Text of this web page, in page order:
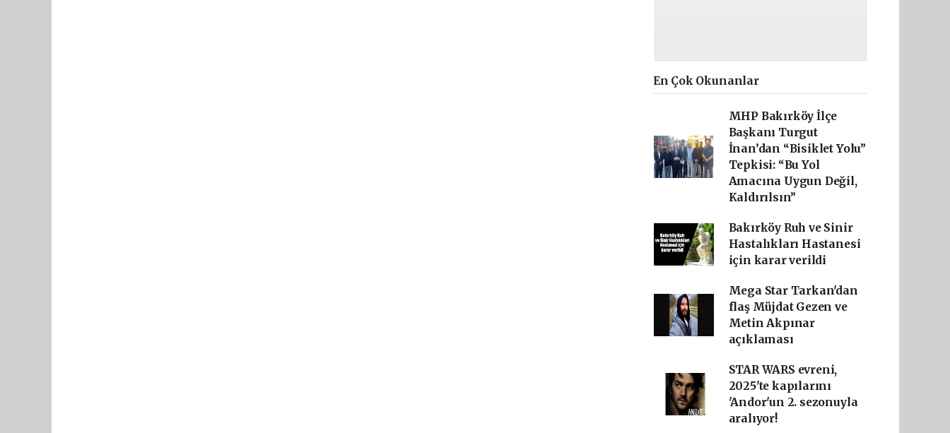
En Çok Okunanlar
MHP Bakırköy İlçe
Başkanı Turgut
İnan’dan “Bisiklet Yolu”
Tepkisi: “Bu Yol
Amacına Uygun Değil,
Kaldırılsın”
Bakırköy Ruh ve Sinir
Hastalıkları Hastanesi
için karar verildi
Mega Star Tarkan'dan
flaş Müjdat Gezen ve
Metin Akpınar
açıklaması
STAR WARS evreni,
2025'te kapılarını
'Andor'un 2. sezonuyla
aralıyor!